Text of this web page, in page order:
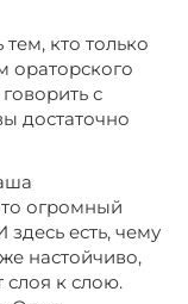
тем, кто только
ораторского
с
достаточно
огромный
здесь есть, чему
настойчиво,
слоя к слою.